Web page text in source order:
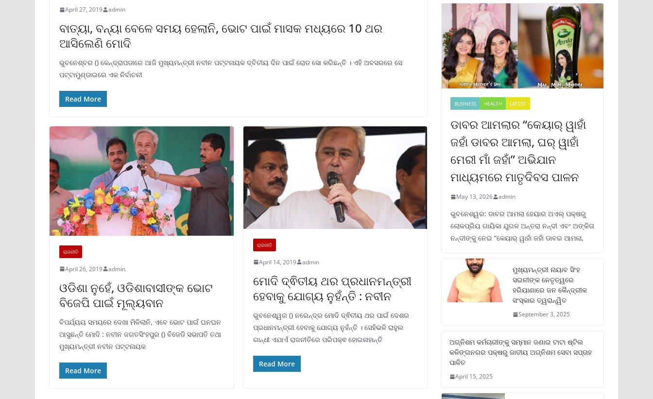
April 27, 2019 admin
ବାତ୍ୟା, ବନ୍ୟା ବେଳେ ସମୟ ହେଲାନି, ଭୋଟ ପାଇଁ ମାସକ ମଧ୍ୟରେ 10 ଥର
ଆସିଲେଣି ମୋଦି
ଭୁବନେଶ୍ବର () କେନ୍ଦ୍ରାପଡାରେ ଆଜି ମୁଖ୍ୟମନ୍ତ୍ରୀ ନବୀନ ପଟ୍ଟନାୟକ ଦ୍ବିତୀୟ ଦିନ ପାଇଁ ରୋଡ ସୋ କରିଛନ୍ତି । ଏହି ଅବସରରେ ସେ
ପଟ୍ଟାମୁଣ୍ଡାଇରେ ଏକ ନିର୍ବାଚନୀ
Read More
ରାଜନୀତି
April 26, 2019 admin
ଓଡିଶା ନୁହେଁ, ଓଡିଶାବାସୀଙ୍କ ଭୋଟ
ବିଜେପି ପାଇଁ ମୂଲ୍ୟବାନ
ବିପର୍ଯ୍ୟୟ ସମୟରେ ଦେଖା ମିଳିଲାନି, ଏବେ ଭୋଟ ପାଇଁ ଘନଘନ
ଆସୁଛନ୍ତି ମୋଦି : ନବୀନ ଜଗତସିଂହପୁର () ବିଜେଡି ସଭାପତି ତଥା
ମୁଖ୍ୟମନ୍ତ୍ରୀ ନବୀନ ପଟ୍ଟନାୟକ
Read More
ରାଜନୀତି
April 14, 2019 admin
ମୋଦି ଦ୍ଵିତୀୟ ଥର ପ୍ରଧାନମନ୍ତ୍ରୀ
ହେବାକୁ ଯୋଗ୍ୟ ନୁହଁନ୍ତି : ନବୀନ
ଭୁବନେଶ୍ୱର () ନରେନ୍ଦ୍ର ମୋଦି ଦ୍ଵିତୀୟ ଥର ପାଇଁ ଦେଶର
ପ୍ରଧାନମନ୍ତ୍ରୀ ହେବାକୁ ଯୋଗ୍ୟ ନୁହଁନ୍ତି । ସେହିଭଳି ରାହୁଲ
ଗାନ୍ଧୀ ଏଯାଏଁ ରାଜନୀତିରେ ପରିପକ୍ଵ ହୋଇନାହାନ୍ତି
Read More
BUSINESS HEALTH LATEST
ଡାବର ଆମଲାର “କେୟାର୍ ୱାହାଁ
ଜହାଁ ଡାବର ଆମଲା, ଘର୍ ୱାହାଁ
ମେରୀ ମାଁ ଜହାଁ” ଅଭିଯାନ
ମାଧ୍ୟମରେ ମାତୃଦିବସ ପାଳନ
May 13, 2026 admin
ଭୁବନେଶ୍ୱର: ଡାବର ଆମଲା ହେୟାର ଅଏଲ୍ ପକ୍ଷରୁ
ଲୋକପ୍ରିୟ ଗାୟିକା ଯୁଗଳ ଅନ୍ତରା ନନ୍ଦୀ ଏବଂ ଅଙ୍କିତା
ନନ୍ଦୀଙ୍କୁ ନେଇ “କେୟାର୍ ୱାହାଁ ଜହାଁ ଡାବର ଆମଲା,
ମୁଖ୍ୟମନ୍ତ୍ରୀ ନାୟାବ ସିଂହ
ସଇନୀଙ୍କ ନେତୃତ୍ୱରେ
ହରିୟାଣାରେ ଜନ କୈନ୍ଦ୍ରୀକ
ସଂସ୍କାର ତ୍ୱରାନ୍ୱିତ
September 3, 2025
ଅଗ୍ନିଶମ କର୍ମଚାରୀଙ୍କୁ ସମ୍ମାନ ଜଣାଇ ଟାଟା ଷ୍ଟିଲ
କଳିଙ୍ଗନଗର ପକ୍ଷରୁ ଜାତୀୟ ଅଗ୍ନିଶମ ସେବା ସପ୍ତାହ
ପାଳିତ
April 15, 2025